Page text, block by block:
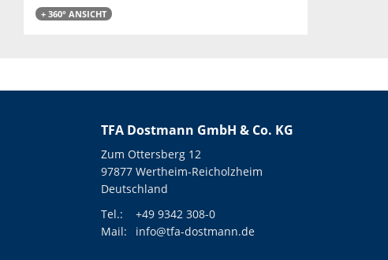
+ 360° ANSICHT
TFA Dostmann GmbH & Co. KG
Zum Ottersberg 12
97877 Wertheim-Reicholzheim
Deutschland
Tel.:
+49 9342 308-0
Mail:
info@tfa-dostmann.de